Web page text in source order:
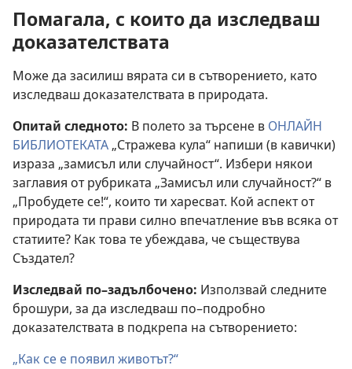
Помагала, с които да изследваш
доказателствата
Може да засилиш вярата си в сътворението, като
изследваш доказателствата в природата.
Опитай следното: В полето за търсене в ОНЛАЙН
БИБЛИОТЕКАТА „Стражева кула“ напиши (в кавички)
израза „замисъл или случайност“. Избери някои
заглавия от рубриката „Замисъл или случайност?“ в
„Пробудете се!“, които ти харесват. Кой аспект от
природата ти прави силно впечатление във всяка от
статиите? Как това те убеждава, че съществува
Създател?
Изследвай по–задълбочено: Използвай следните
брошури, за да изследваш по–подробно
доказателствата в подкрепа на сътворението:
„Как се е появил животът?“